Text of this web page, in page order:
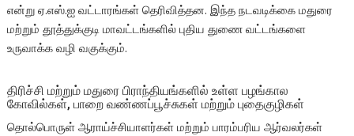
என்று ஏ.எஸ்.ஐ வட்டாரங்கள் தெரிவித்தன. இந்த நடவடிக்கை மதுரை
மற்றும் தூத்துக்குடி மாவட்டங்களில் புதிய துணை வட்டங்களை
உருவாக்க வழி வகுக்கும்.
திரிச்சி மற்றும் மதுரை பிராந்தியங்களில் உள்ள பழங்கால
கோவில்கள், பாறை வண்ணப்பூச்சுகள் மற்றும் புதைகுழிகள்
தொல்பொருள் ஆராய்ச்சியாளர்கள் மற்றும் பாரம்பரிய ஆர்வலர்கள்